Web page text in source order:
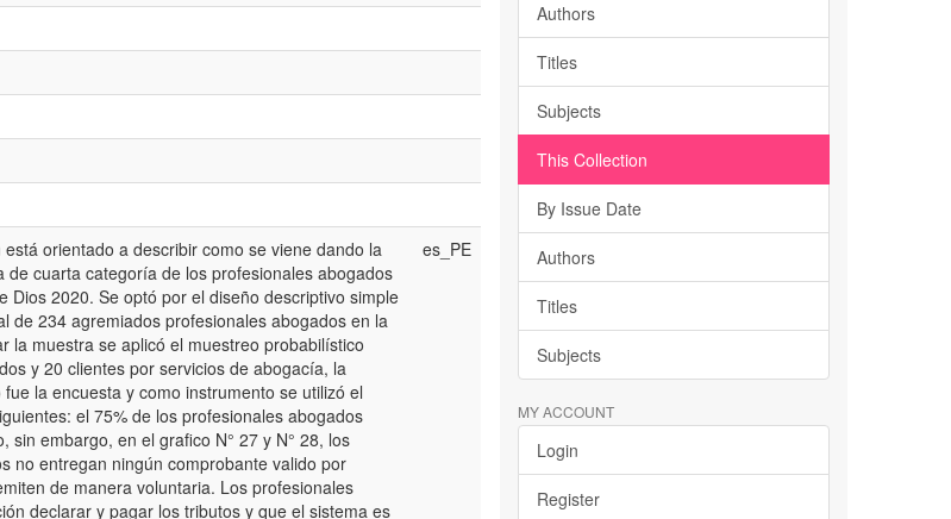
orientado a describir como se viene dando la
cuarta categoría de los profesionales abogados
Dios 2020. Se optó por el diseño descriptivo simple
de 234 agremiados profesionales abogados en la
la muestra se aplicó el muestreo probabilístico
y 20 clientes por servicios de abogacía, la
la encuesta y como instrumento se utilizó el
el 75% de los profesionales abogados
embargo, en el grafico N° 27 y N° 28, los
no entregan ningún comprobante valido por
de manera voluntaria. Los profesionales
declarar y pagar los tributos y que el sistema es
es_PE
Authors
Titles
Subjects
This Collection
By Issue Date
Authors
Titles
Subjects
MY ACCOUNT
Login
Register